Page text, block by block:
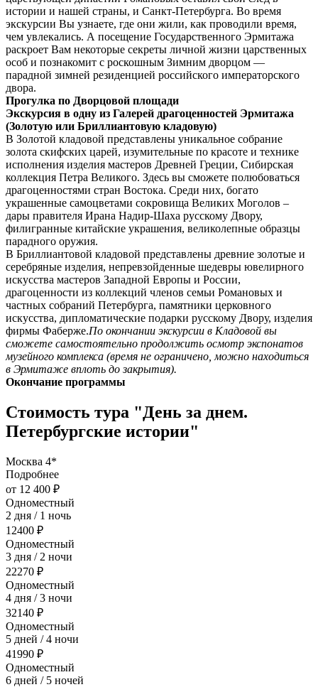
истории и нашей страны, и Санкт-Петербурга. Во время
экскурсии Вы узнаете, где они жили, как проводили время,
чем увлекались. А посещение Государственного Эрмитажа
раскроет Вам некоторые секреты личной жизни царственных
особ и познакомит с роскошным Зимним дворцом —
парадной зимней резиденцией российского императорского
двора.
Прогулка по Дворцовой площади
Экскурсия в одну из Галерей драгоценностей Эрмитажа
(Золотую или Бриллиантовую кладовую)
В Золотой кладовой представлены уникальное собрание
золота скифских царей, изумительные по красоте и технике
исполнения изделия мастеров Древней Греции, Сибирская
коллекция Петра Великого. Здесь вы сможете полюбоваться
драгоценностями стран Востока. Среди них, богато
украшенные самоцветами сокровища Великих Моголов –
дары правителя Ирана Надир-Шаха русскому Двору,
филигранные китайские украшения, великолепные образцы
парадного оружия.
В Бриллиантовой кладовой представлены древние золотые и
серебряные изделия, непревзойденные шедевры ювелирного
искусства мастеров Западной Европы и России,
драгоценности из коллекций членов семьи Романовых и
частных собраний Петербурга, памятники церковного
искусства, дипломатические подарки русскому Двору, изделия
фирмы Фаберже.По окончании экскурсии в Кладовой вы
сможете самостоятельно продолжить осмотр экспонатов
музейного комплекса (время не ограничено, можно находиться
в Эрмитаже вплоть до закрытия).
Окончание программы
Стоимость тура "День за днем.
Петербургские истории"
Москва 4*
Подробнее
от 12 400 ₽
Одноместный
2 дня / 1 ночь
12400 ₽
Одноместный
3 дня / 2 ночи
22270 ₽
Одноместный
4 дня / 3 ночи
32140 ₽
Одноместный
5 дней / 4 ночи
41990 ₽
Одноместный
6 дней / 5 ночей